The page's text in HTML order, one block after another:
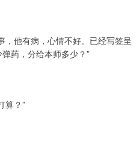
，他有病，心情不好。已经写签呈
药，分给本师多少？”
算？”